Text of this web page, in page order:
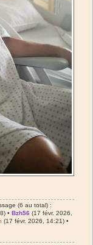
(6 au total) :
• Bzh56 (17 févr. 2026,
(17 févr. 2026, 14:21) •